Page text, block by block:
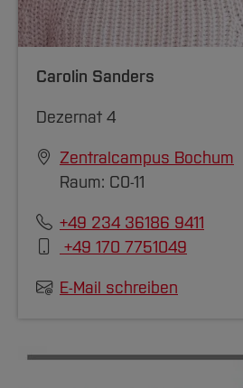
Carolin Sanders
Dezernat 4
Zentralcampus Bochum
Raum: C0-11
+49 234 36186 9411
+49 170 7751049
E-Mail schreiben